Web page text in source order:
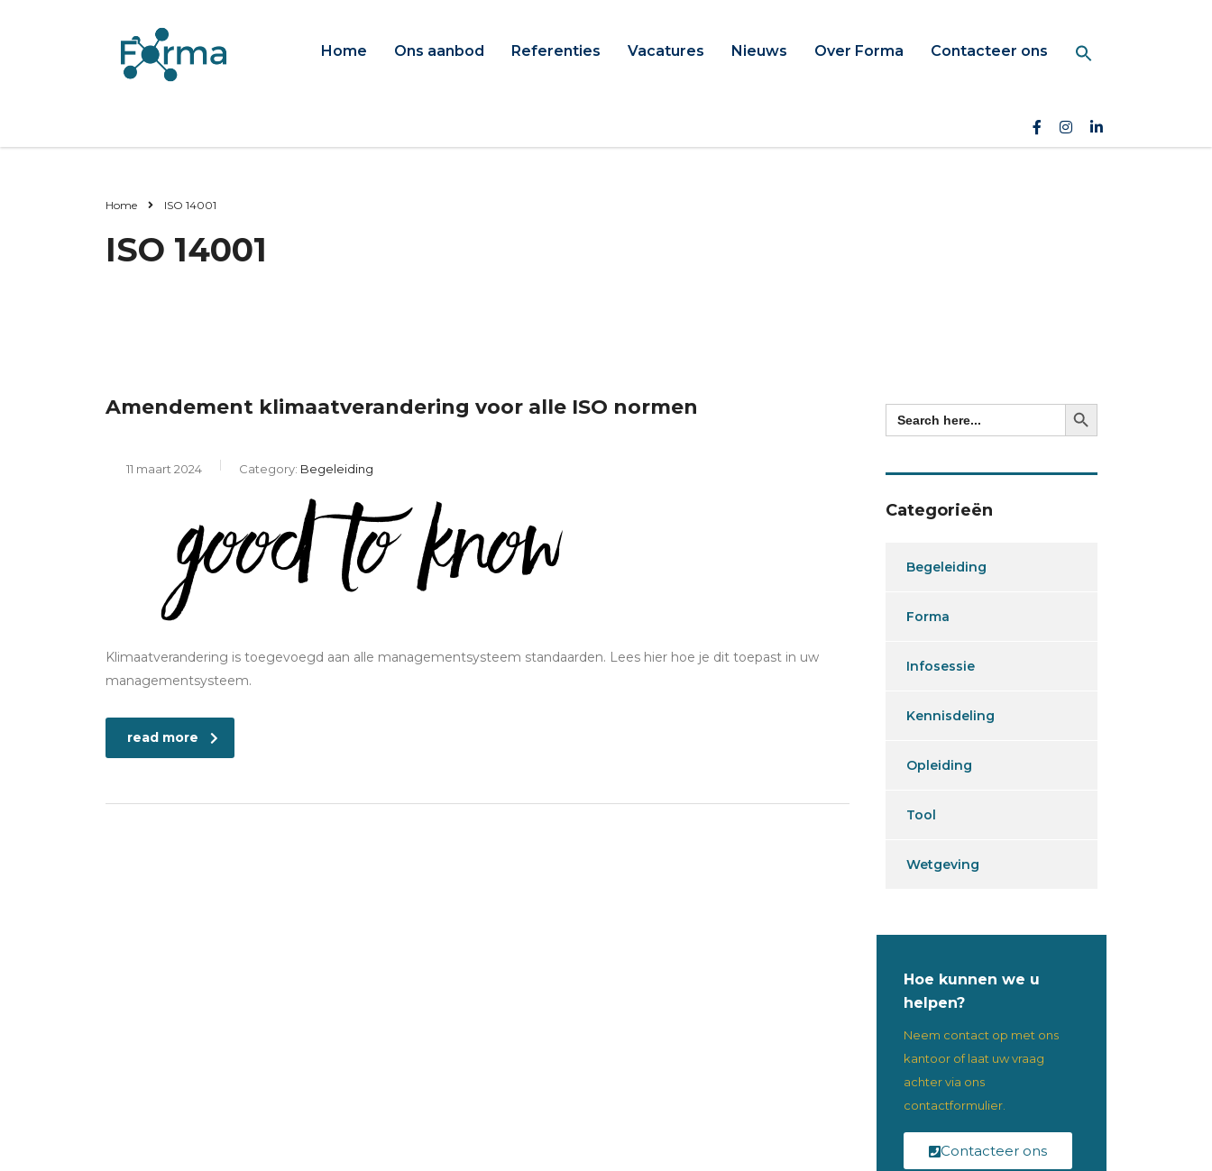
Home Ons aanbod Referenties Vacatures Nieuws Over Forma Contacteer ons
Home ISO 14001
ISO 14001
Amendement klimaatverandering voor alle ISO normen
11 maart 2024 Category: Begeleiding
Klimaatverandering is toegevoegd aan alle managementsysteem standaarden. Lees hier hoe je dit toepast in uw
managementsysteem.
read more
Search
for:
Search Button
Categorieën
Begeleiding
Forma
Infosessie
Kennisdeling
Opleiding
Tool
Wetgeving
Hoe kunnen we u
helpen?
Neem contact op met ons
kantoor of laat uw vraag
achter via ons
contactformulier.
Contacteer ons